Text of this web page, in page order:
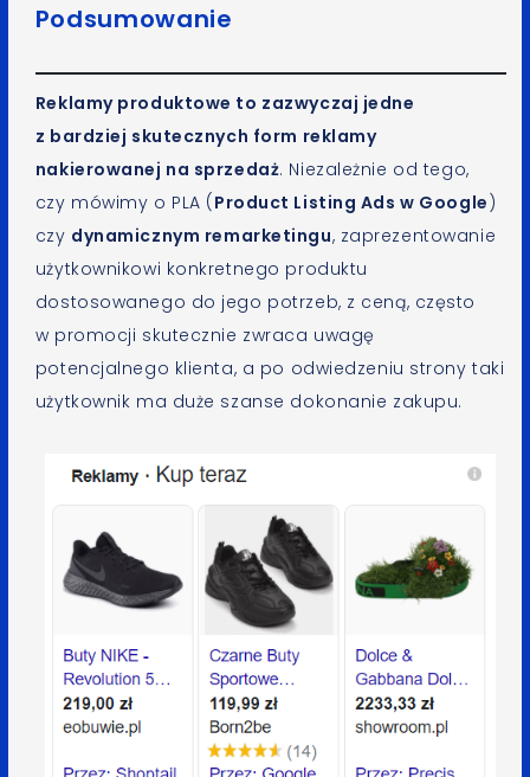
Podsumowanie
Reklamy produktowe to zazwyczaj jedne
z bardziej skutecznych form reklamy
nakierowanej na sprzedaż. Niezależnie od tego,
czy mówimy o PLA ( Product Listing Ads w Google)
czy dynamicznym remarketingu, zaprezentowanie
użytkownikowi konkretnego produktu
dostosowanego do jego potrzeb, z ceną, często
w promocji skutecznie zwraca uwagę
potencjalnego klienta, a po odwiedzeniu strony taki
użytkownik ma duże szanse dokonanie zakupu.